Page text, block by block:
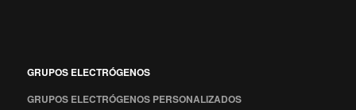
GRUPOS ELECTRÓGENOS
GRUPOS ELECTRÓGENOS PERSONALIZADOS